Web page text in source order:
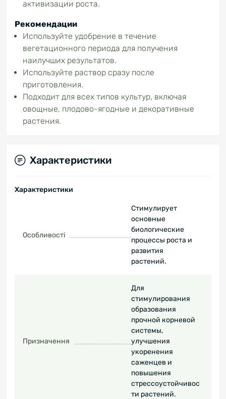
активизации роста.
Рекомендации
Используйте удобрение в течение
вегетационного периода для получения
наилучших результатов.
Используйте раствор сразу после
приготовления.
Подходит для всех типов культур, включая
овощные, плодово-ягодные и декоративные
растения.
Характеристики
Характеристики
Особливості
Стимулирует
основные
биологические
процессы роста и
развития
растений.
Призначення
Для
стимулирования
образования
прочной корневой
системы,
улучшения
укоренения
саженцев и
повышения
стрессоустойчивос
ти растений.